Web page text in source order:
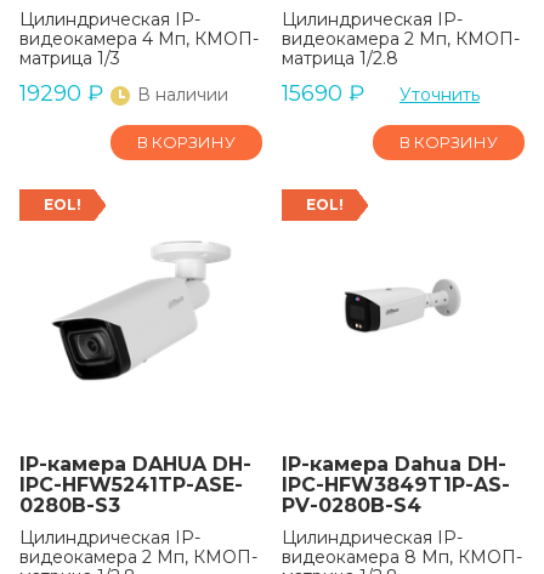
Цилиндрическая IP-
видеокамера 4 Мп, КМОП-
матрица 1/3
19290 ₽ В наличии
В КОРЗИНУ
Цилиндрическая IP-
видеокамера 2 Мп, КМОП-
матрица 1/2.8
15690 ₽ Уточнить
В КОРЗИНУ
EOL!
IP-камера DAHUA DH-
IPC-HFW5241TP-ASE-
0280B-S3
Цилиндрическая IP-
видеокамера 2 Мп, КМОП-
EOL!
IP-камера Dahua DH-
IPC-HFW3849T1P-AS-
PV-0280B-S4
Цилиндрическая IP-
видеокамера 8 Мп, КМОП-